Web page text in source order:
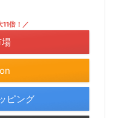
11倍！／
ピング